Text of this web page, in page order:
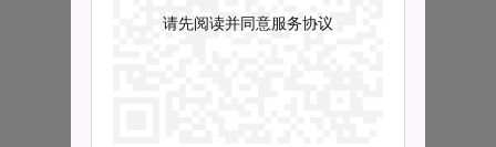
请先阅读并同意服务协议